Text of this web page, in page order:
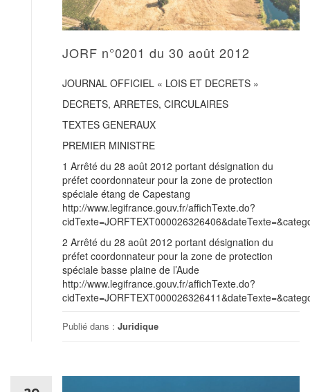
JORF n°0201 du 30 août 2012
JOURNAL OFFICIEL « LOIS ET DECRETS »
DECRETS, ARRETES, CIRCULAIRES
TEXTES GENERAUX
PREMIER MINISTRE
1 Arrêté du 28 août 2012 portant désignation du
préfet coordonnateur pour la zone de protection
spéciale étang de Capestang
http://www.legifrance.gouv.fr/affichTexte.do?
2 Arrêté du 28 août 2012 portant désignation du
préfet coordonnateur pour la zone de protection
spéciale basse plaine de l’Aude
http://www.legifrance.gouv.fr/affichTexte.do?
Publié dans : Juridique